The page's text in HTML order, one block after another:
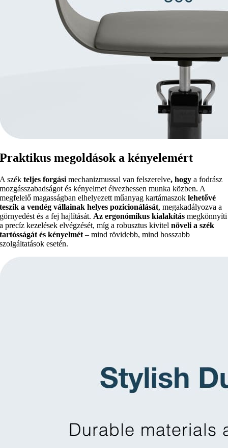
Praktikus megoldások a kényelemért
A székteljes forgásimechanizmussal van felszerelve, hogy a fodrász
mozgásszabadságot és kényelmet élvezhessen munka közben. A
megfelelő magasságban elhelyezett műanyag kartámaszoklehetővé
teszik a vendég vállainak helyes pozicionálását, megakadályozva a
görnyedést és a fej hajlítását. Az ergonómikus kialakítás megkönnyíti
a precíz kezelések elvégzését, míg a robusztus kivitel növeli a szék
tartósságát és kényelmét – mind rövidebb, mind hosszabb
szolgáltatások esetén.